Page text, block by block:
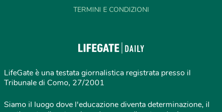
TERMINI E CONDIZIONI
LifeGate è una testata giornalistica registrata presso il
Tribunale di Como, 27/2001
Siamo il luogo dove l'educazione diventa determinazione, il